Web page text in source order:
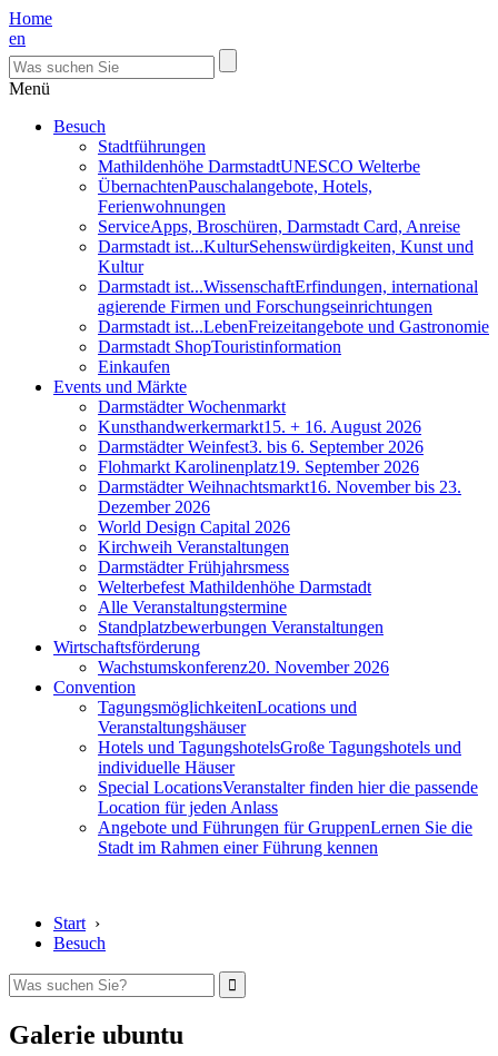
Home
en
Menü
Besuch
Stadtführungen
Mathildenhöhe DarmstadtUNESCO Welterbe
ÜbernachtenPauschalangebote, Hotels,
Ferienwohnungen
ServiceApps, Broschüren, Darmstadt Card, Anreise
Darmstadt ist...KulturSehenswürdigkeiten, Kunst und
Kultur
Darmstadt ist...WissenschaftErfindungen, international
agierende Firmen und Forschungseinrichtungen
Darmstadt ist...LebenFreizeitangebote und Gastronomie
Darmstadt ShopTouristinformation
Einkaufen
Events und Märkte
Darmstädter Wochenmarkt
Kunsthandwerkermarkt15. + 16. August 2026
Darmstädter Weinfest3. bis 6. September 2026
Flohmarkt Karolinenplatz19. September 2026
Darmstädter Weihnachtsmarkt16. November bis 23.
Dezember 2026
World Design Capital 2026
Kirchweih Veranstaltungen
Darmstädter Frühjahrsmess
Welterbefest Mathildenhöhe Darmstadt
Alle Veranstaltungstermine
Standplatzbewerbungen Veranstaltungen
Wirtschaftsförderung
Wachstumskonferenz20. November 2026
Convention
TagungsmöglichkeitenLocations und
Veranstaltungshäuser
Hotels und TagungshotelsGroße Tagungshotels und
individuelle Häuser
Special LocationsVeranstalter finden hier die passende
Location für jeden Anlass
Angebote und Führungen für GruppenLernen Sie die
Stadt im Rahmen einer Führung kennen
Start ›
Besuch
Galerie ubuntu